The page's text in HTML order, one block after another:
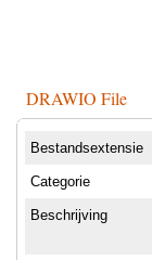
DRAWIO File
Bestandsextensie
Categorie
Beschrijving